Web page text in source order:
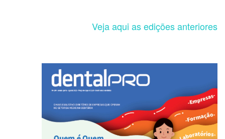
Veja aqui as edições anteriores